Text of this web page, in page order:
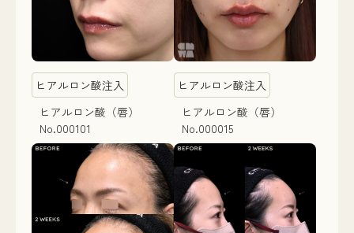
ヒアルロン酸注入
ヒアルロン酸（唇）
No.000101
ヒアルロン酸注入
ヒアルロン酸（唇）
No.000015